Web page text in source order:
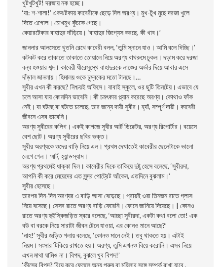
খুটখুটখুট! দরজায় নক হচ্ছে।
‘যা: শ-শালা!’ একঝটকায় কাবেরীকে ছেড়ে দিল অরণ্য। মুখ-টুখ মুছে দরজা খুলে
দিতে এগােল। চোখমুখ কুঁচকে গেছে।
কেয়ারটেকার বাহাদুর দাঁড়িয়ে। ‘বাহাদুর জিগ্যেস করছে, কী খাব।’
জানলার আলসেতে থুতনি রেখে কাবেরী বলল, ‘তুমি স্নানে যাও। আমি বলে দিচ্ছি।’
কটকট করে তাকাতে তাকাতে তােয়ালে নিয়ে অরণ্য বাথরুমে ঢুকল। দড়াম করে দরজা
বন্ধ হওয়ার শব্দ। কাবেরী ধীরেসুস্থে বাহাদুরকে লাঞ্চের অর্ডার দিয়ে আবার এসে
দাঁড়াল জানলায়। হিমালয় ওকে চুম্বকের মতাে টানছে।…
সুবীর এখন কী করছে? নিশ্চয়ই অফিসে। বাবাই স্কুলে, ওর ছুটি তিনটেয়। এভাবে যে
চলে আসা যায় কোনদিন ভাবেনি। কী চমৎকার প্ল্যান করেছে অরণ্য। কোথাও ফাঁক
নেই। যা ঘটছে বা ঘটতে চলেছে, তার জন্যে দায়ী সুবীর। হ্যাঁ, সম্পূর্ণ দায়ী। কাবেরী
জীবনে এসব ভাবেনি।
অরণ্য সুবীরের কলিগ। একই কাগজে সুবীর আর্ট ডিরেক্টর, অরণ্য রিপাের্টার। বয়েসে
বেশ ছােট। অরণ্য সুবীরের ছবির ভক্ত।
সুবীর অরণ্যকে ওদের বাড়ি নিয়ে এল। প্রথম দেখাতেই কাবেরীর ছেলেটাকে ভালাে
লেগে গেল। স্মার্ট, হ্যান্ডস্যাম।
অরণ্য প্রথমেই ধাক্কা দিল। কাবেরীর দিকে তাকিয়ে দুষ্টু হেসে বলেছে, ‘সুবীরদা,
আপনি কী করে মেয়েদের এত সুন্দর পােট্রেট আঁকেন, এতদিনে বুঝলাম।’
সুবীর হেসেছে।
তারপর দিন-দিন অরণ্যর এ বাড়ি আসা বেড়েছে। প্রায়ই ওরা তিনজন রাতে গ্লাস
নিয়ে বসেছে। সেসব রাতে অরণ্য বাড়ি ফেরেনি। ফোনে জানিয়ে দিয়েছে। | কোনও
রাতে অরণ্য হুইস্কিজড়িত স্বরে বলেছে, ‘আচ্ছা সুবীরদা, একটা কথা বলাে তাে! এক
বউ বা বরকে নিয়ে সারাটা জীবন টেনে যাওয়া, এর কোনও মানে আছে?’
‘নাহ!’ সুবীর জড়িত গলায় বলেছে, ‘কোনও মানে নেই। তবু থাকতে হয়। এটাই
নিয়ম। সংসার টিকিয়ে রাখতে হয়। অরণ্য, তুমি এখনও বিয়ে করােনি। এসব নিয়ে
এখন মাথা ঘামিও না। বিপদ, বুঝলে খুব বিপদ!’
‘কীসের বিপদ? বিয়ে করে ফেললে অন্য পুরুষ বা মহিলার সঙ্গে সম্পর্ক রাখা যাবে ,